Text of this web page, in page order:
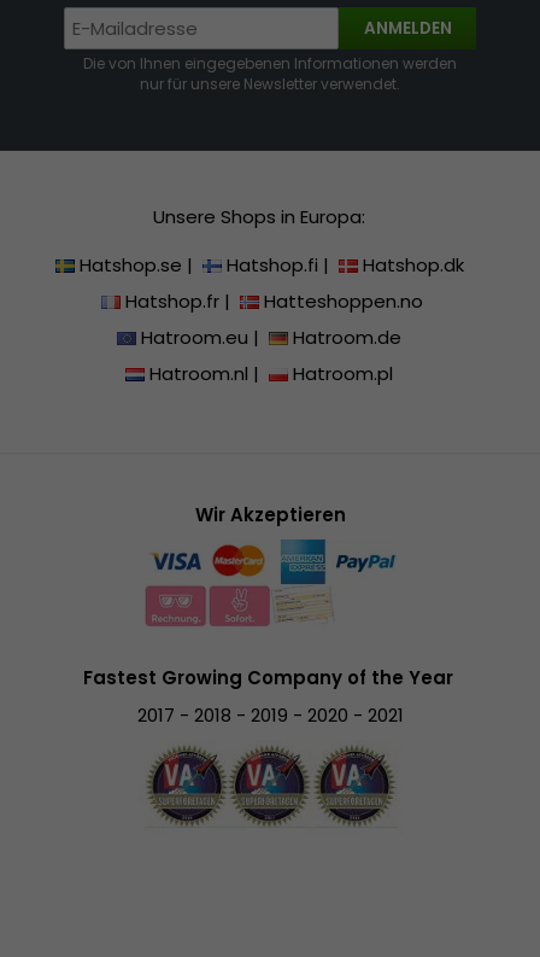
ANMELDEN
Die von Ihnen eingegebenen Informationen werden
nur für unsere Newsletter verwendet.
Unsere Shops in Europa:
Hatshop.se | Hatshop.fi |
Hatshop.dk
Hatshop.fr|
Hatteshoppen.no
Hatroom.eu |
Hatroom.de
Hatroom.nl | Hatroom.pl
Wir Akzeptieren
Fastest Growing Company of the Year
2017 - 2018 - 2019 - 2020 - 2021